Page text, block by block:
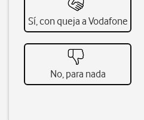
Sí, con queja a Vodafone
No, para nada